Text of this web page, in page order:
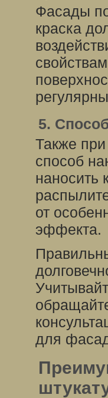
Фасады
краска
5.
Также
способ
наносить
от
эффекта.
для